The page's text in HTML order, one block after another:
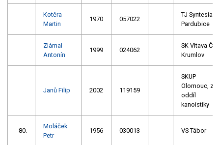
Kotěra
Martin
1970 057022
TJ Syntesia
Pardubice
Zlámal
Antonín
1999 024062
SK Vltava Č.
Krumlov
Janů Filip 2002 119159
SKUP
Olomouc,
oddíl
kanoistiky
80.
Moláček
Petr
1956 030013 VS Tábor